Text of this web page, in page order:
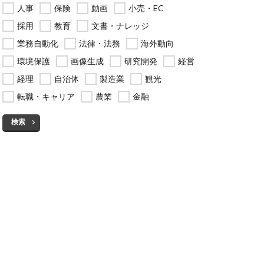
人事
保険 動画
小売・EC
採用
教育
文書・ナレッジ
業務自動化
法律・法務
海外動向
環境保護
画像生成 研究開発
経営
経理
自治体 製造業
観光
転職・キャリア
農業 金融
検索